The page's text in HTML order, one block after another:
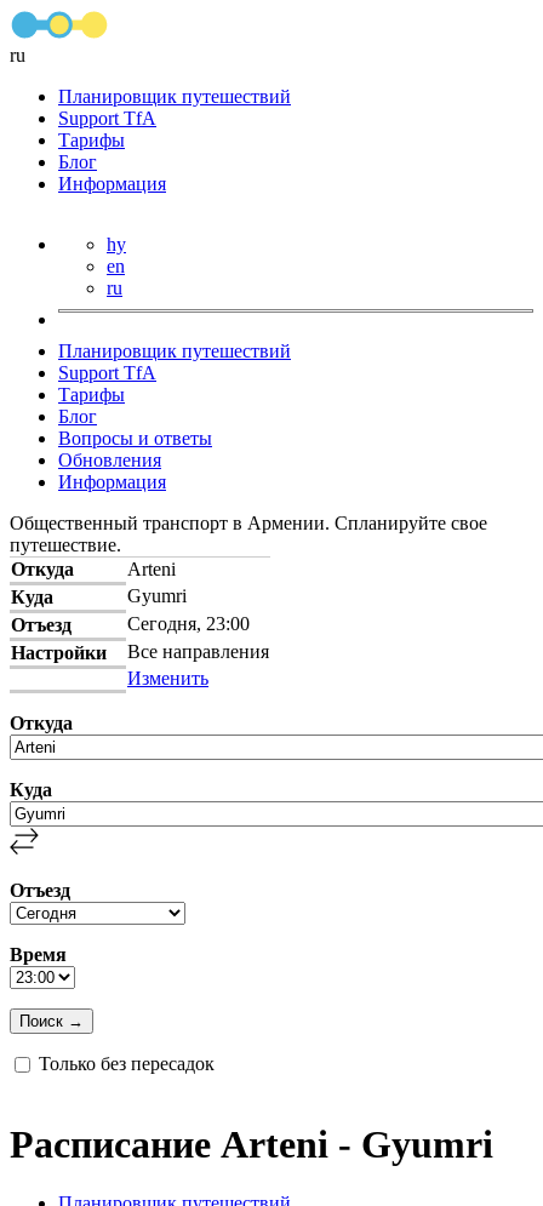
ru
Планировщик путешествий
Support TfA
Тарифы
Блог
Информация
hy
en
ru
Планировщик путешествий
Support TfA
Тарифы
Блог
Вопросы и ответы
Обновления
Информация
Общественный транспорт в Армении. Спланируйте свое
путешествие.
Откуда
Arteni
Куда
Gyumri
Отъезд
Сегодня, 23:00
Настройки
Все направления
Изменить
Откуда
Куда
Отъезд
Время
Только без пересадок
Расписание Arteni - Gyumri